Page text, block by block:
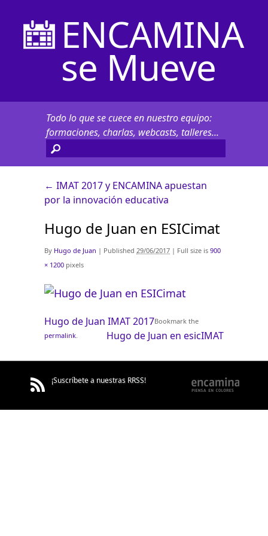
ENCAMINA
se Mueve
Todo lo que se cuece en nuestro equipo:
formaciones, charlas, webcasts, talleres...
← IMAT 2017 y ENCAMINA apuestan
por la innovación educativa
Hugo de Juan en ESICimat
By Hugo de Juan | Published 29/06/2017 | Full size is 900
× 1200 pixels
Hugo de Juan IMAT 2017
Hugo de Juan en esicIMAT
Bookmark the
permalink
¡Suscríbete a nuestras RRSS!